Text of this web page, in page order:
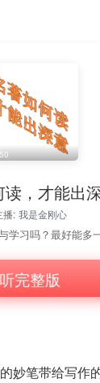
50
读，才能出
播: 我是金刚心
听完整版
妙笔带给写作